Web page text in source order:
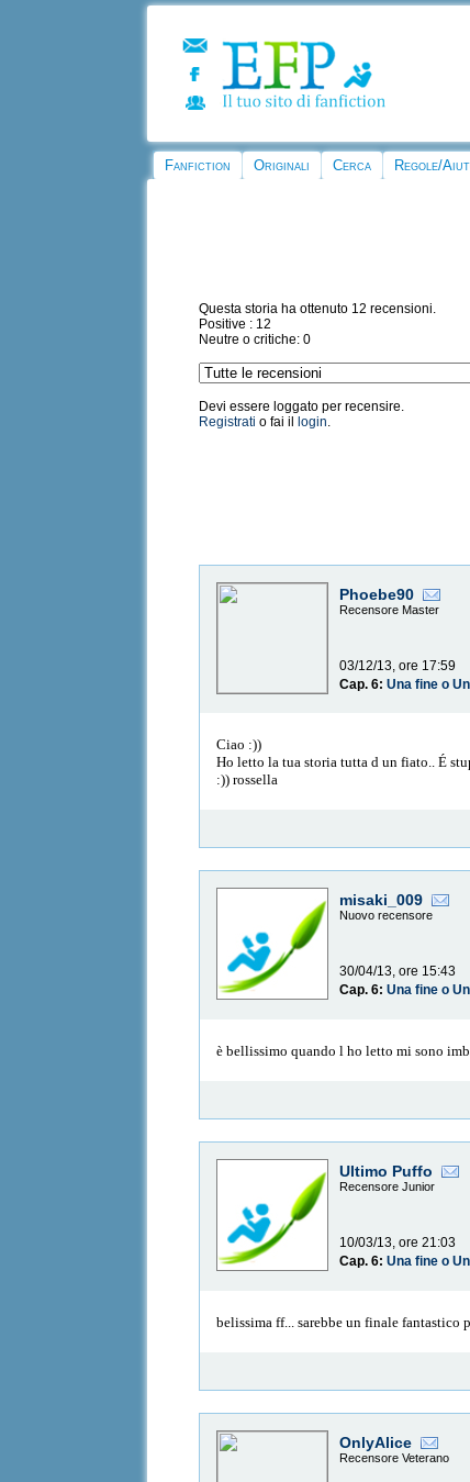
Fanfiction Originali Cerca Regole/
Questa storia ha ottenuto 12 recensioni.
Positive : 12
Neutre o critiche: 0
Devi essere loggato per recensire.
Registrati o fai il login.
Phoebe90
Recensore Master
03/12/13, ore 17:59
Cap. 6:Una fine o
Ciao :))
Ho letto la tua storia tutta d un fiato.. É
:)) rossella
misaki_009
Nuovo recensore
30/04/13, ore 15:43
Cap. 6:Una fine o
è bellissimo quando l ho letto mi sono
Ultimo Puffo
Recensore Junior
10/03/13, ore 21:03
Cap. 6:Una fine o
belissima ff... sarebbe un finale fantastico
OnlyAlice
Recensore Veterano